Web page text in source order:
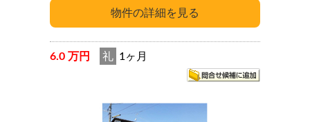
6.0 万円 礼 1ヶ月